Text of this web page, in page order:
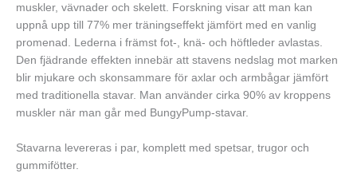
muskler, vävnader och skelett. Forskning visar att man kan
uppnå upp till 77% mer träningseffekt jämfört med en vanlig
promenad. Lederna i främst fot-, knä- och höftleder avlastas.
Den fjädrande effekten innebär att stavens nedslag mot marken
blir mjukare och skonsammare för axlar och armbågar jämfört
med traditionella stavar. Man använder cirka 90% av kroppens
muskler när man går med BungyPump-stavar.
Stavarna levereras i par, komplett med spetsar, trugor och
gummifötter.